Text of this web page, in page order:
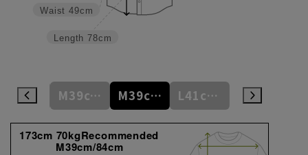
Length 78cm
Waist 49cm
S37cm/82cm M39cm/80cm M39cm/84cm L41cm/82cm
173cm 70kgRecommended
M39cm/84cm